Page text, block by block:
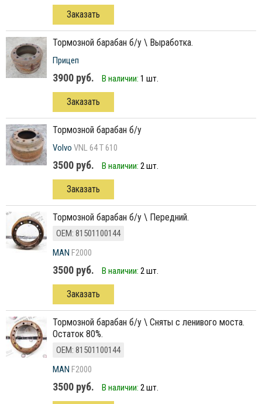
Заказать
тормозной барабан б/у \ Выработка.
Прицеп
3900 руб. В наличии: 1 шт.
Заказать
тормозной барабан б/у
Volvo VNL 64 T 610
3500 руб. В наличии: 2 шт.
Заказать
тормозной барабан б/у \ Передний.
ОЕМ: 81501100144
MAN F2000
3500 руб. В наличии: 2 шт.
Заказать
тормозной барабан б/у \ Сняты с ленивого моста.
Остаток 80%.
ОЕМ: 81501100144
MAN F2000
3500 руб. В наличии: 2 шт.